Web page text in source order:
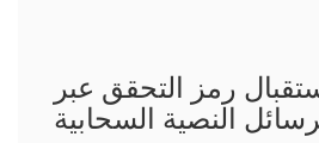
رمز التحقق عبر
النصية السحابية